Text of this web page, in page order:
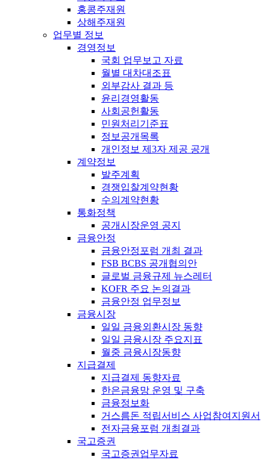
홍콩주재원
상해주재원
업무별 정보
경영정보
국회 업무보고 자료
월별 대차대조표
외부감사 결과 등
윤리경영활동
사회공헌활동
민원처리기준표
정보공개목록
개인정보 제3자 제공 공개
계약정보
발주계획
경쟁입찰계약현황
수의계약현황
통화정책
공개시장운영 공지
금융안정
금융안정포럼 개최 결과
FSB BCBS 공개협의안
글로벌 금융규제 뉴스레터
KOFR 주요 논의결과
금융안정 업무정보
금융시장
일일 금융외환시장 동향
일일 금융시장 주요지표
월중 금융시장동향
지급결제
지급결제 동향자료
한은금융망 운영 및 구축
금융정보화
거스름돈 적립서비스 사업참여지원서
전자금융포럼 개최결과
국고증권
국고증권업무자료